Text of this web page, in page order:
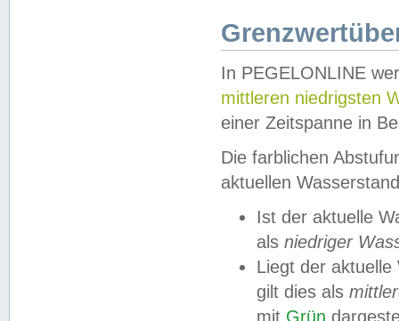
In PEGELONLINE
mittleren niedrigsten
einer Zeitspanne in
Die farblichen
aktuellen
Ist der aktuelle
als niedriger
Liegt der
gilt dies als
mit Grün